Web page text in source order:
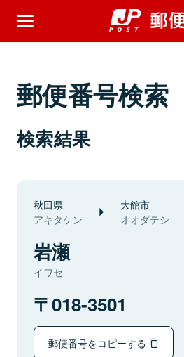
郵便番号検索
検索結果
秋田県
アキタケン
大館市
オオダテシ
岩瀬
イワセ
018-3501
郵便番号をコピーする